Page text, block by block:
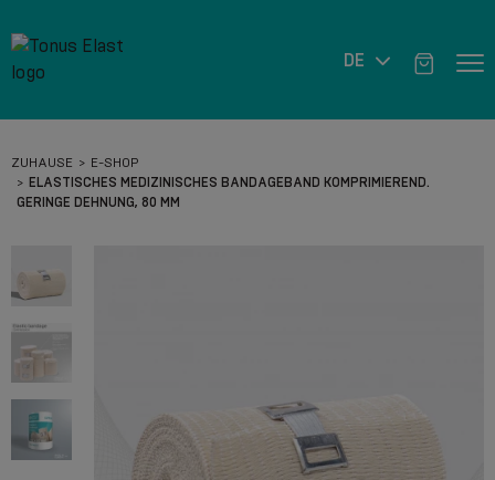
DE
ZUHAUSE
E-SHOP
ELASTISCHES MEDIZINISCHES BANDAGEBAND KOMPRIMIEREND.
GERINGE DEHNUNG, 80 MM